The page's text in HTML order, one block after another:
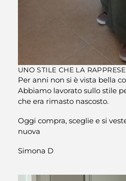
UNO STILE CHE LA
Per anni non si è vista bella
Abbiamo lavorato sullo stile
che era rimasto nascosto.
Oggi compra, sceglie e si
nuova
Simona D